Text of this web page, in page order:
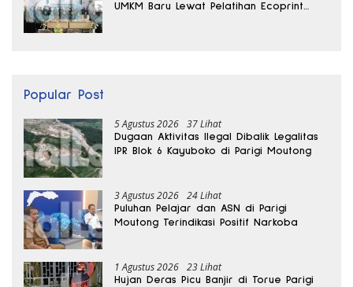
UMKM Baru Lewat Pelatihan Ecoprint
Popular Post
5 Agustus 2026 37 Lihat
Dugaan Aktivitas Ilegal Dibalik Legalitas
IPR Blok 6 Kayuboko di Parigi Moutong
3 Agustus 2026 24 Lihat
Puluhan Pelajar dan ASN di Parigi
Moutong Terindikasi Positif Narkoba
1 Agustus 2026 23 Lihat
Hujan Deras Picu Banjir di Torue Parigi